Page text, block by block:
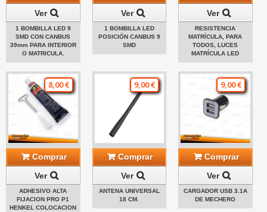
Ver
1 BOMBILLA LED 9
SMD CON CANBUS
39mm PARA INTERIOR
O MATRICULA.
Ver
1 BOMBILLA LED
POSICIÓN CANBUS 9
SMD
Ver
RESISTENCIA
MATRÍCULA, PARA
TODOS, LUCES
MATRÍCULA LED
8,00 €
Comprar
Ver
ADHESIVO ALTA
FIJACION PRO P1
HENKEL COLOCACION
9,00 €
Comprar
Ver
ANTENA UNIVERSAL
18 CM.
9,00 €
Comprar
Ver
CARGADOR USB 3.1A
DE MECHERO